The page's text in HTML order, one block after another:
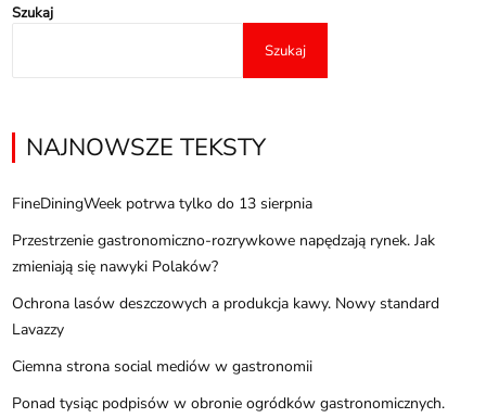
Szukaj
Szukaj
NAJNOWSZE TEKSTY
FineDiningWeek potrwa tylko do 13 sierpnia
Przestrzenie gastronomiczno-rozrywkowe napędzają rynek. Jak
zmieniają się nawyki Polaków?
Ochrona lasów deszczowych a produkcja kawy. Nowy standard
Lavazzy
Ciemna strona social mediów w gastronomii
Ponad tysiąc podpisów w obronie ogródków gastronomicznych.